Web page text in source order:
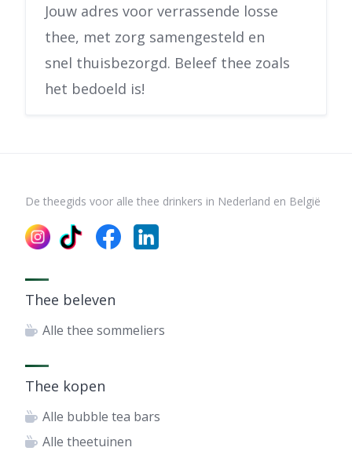
Jouw adres voor verrassende losse
thee, met zorg samengesteld en
snel thuisbezorgd. Beleef thee zoals
het bedoeld is!
De theegids voor alle thee drinkers in Nederland en België
Thee beleven
Alle thee sommeliers
Thee kopen
Alle bubble tea bars
Alle theetuinen